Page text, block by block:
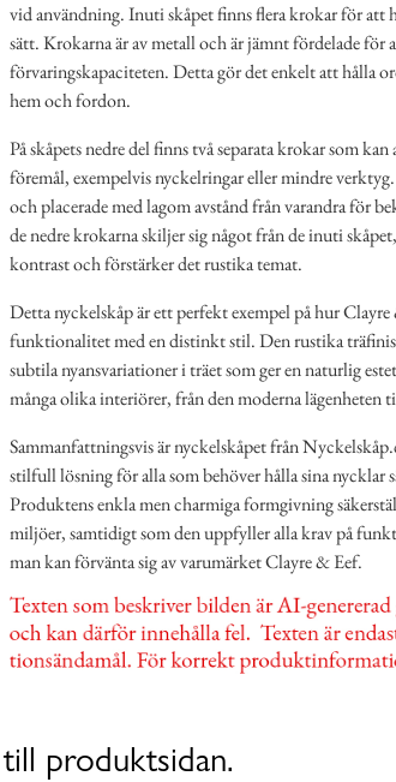
vid användning. Inuti skåpet finns flera krokar för att
sätt. Krokarna är av metall och är jämnt fördelade för
förvaringskapaciteten. Detta gör det enkelt att hålla
hem och fordon.
På skåpets nedre del finns två separata krokar som
föremål, exempelvis nyckelringar eller mindre
och placerade med lagom avstånd från varandra för
de nedre krokarna skiljer sig något från de inuti
kontrast och förstärker det rustika temat.
Detta nyckelskåp är ett perfekt exempel på hur
funktionalitet med en distinkt stil. Den rustika
subtila nyansvariationer i träet som ger en naturlig
många olika interiörer, från den moderna
Sammanfattningsvis är nyckelskåpet från
stilfull lösning för alla som behöver hålla sina nycklar
Produktens enkla men charmiga formgivning
miljöer, samtidigt som den uppfyller alla krav på
man kan förvänta sig av varumärket Clayre & Eef.
produktsidan.